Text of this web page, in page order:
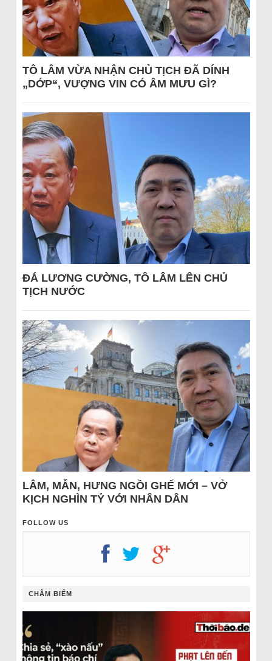
TÔ LÂM VỪA NHẬN CHỦ TỊCH ĐÃ DÍNH
„DỚP“, VƯỢNG VIN CÓ ÂM MƯU GÌ?
ĐÁ LƯƠNG CƯỜNG, TÔ LÂM LÊN CHỦ
TỊCH NƯỚC
LÂM, MẪN, HƯNG NGỒI GHẾ MỚI – VỞ
KỊCH NGHÌN TỶ VỚI NHÂN DÂN
FOLLOW US
CHÂM BIẾM